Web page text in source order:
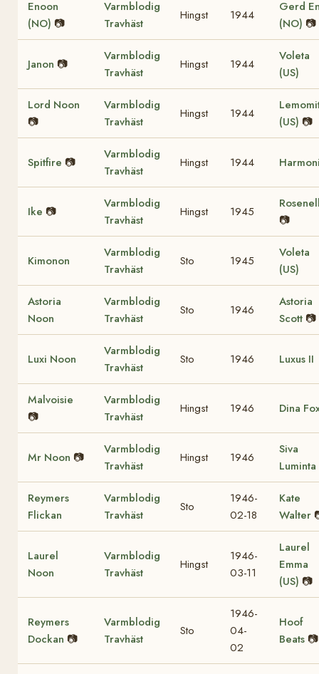
Enoon
(NO) 📷
Varmblodig
Travhäst
Hingst 1944
Gerd
(NO) 📷
Janon 📷
Varmblodig
Travhäst
Hingst 1944
Voleta
(US)
Lord Noon
📷
Varmblodig
Travhäst
Hingst 1944
(US) 📷
Spitfire 📷
Varmblodig
Travhäst
Hingst 1944
Ike 📷
Varmblodig
Travhäst
Hingst 1945
📷
Kimonon
Varmblodig
Travhäst
Sto 1945
Voleta
(US)
Astoria
Noon
Varmblodig
Travhäst
Sto 1946
Astoria
Scott 📷
Luxi Noon
Varmblodig
Travhäst
Sto 1946 Luxus II
Malvoisie
📷
Varmblodig
Travhäst
Hingst 1946 Dina
Mr Noon 📷
Varmblodig
Travhäst
Hingst 1946
Siva
Luminta
Reymers
Flickan
Varmblodig
Travhäst
Sto
1946-
02-18
Kate
Walter
Laurel
Noon
Varmblodig
Travhäst
Hingst
1946-
03-11
Laurel
Emma
(US) 📷
Reymers
Dockan 📷
Varmblodig
Travhäst
Sto
1946-
04-
02
Hoof
Beats 📷